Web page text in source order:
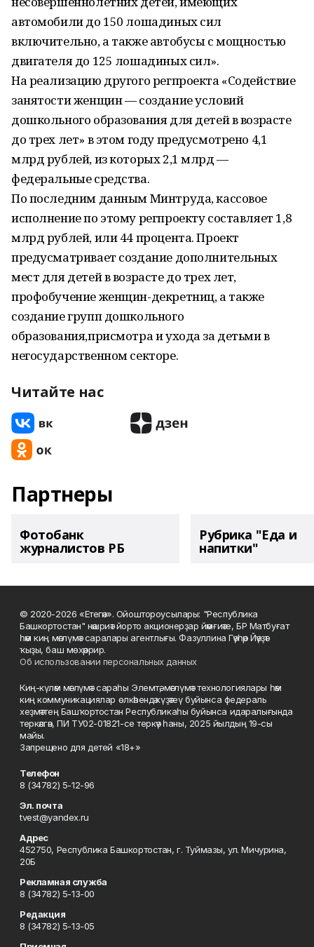
автомобили до 150 лошадиных сил
включительно, а также автобусы с мощностью
двигателя до 125 лошадиных сил».
На реализацию другого регпроекта «Содействие
занятости женщин — создание условий
дошкольного образования для детей в возрасте
до трех лет» в этом году предусмотрено 4,1
млрд рублей, из которых 2,1 млрд —
федеральные средства.
По последним данным Минтруда, кассовое
исполнение по этому регпроекту составляет 1,8
млрд рублей, или 44 процента. Проект
предусматривает создание дополнительных
мест для детей в возрасте до трех лет,
профобучение женщин-декретниц, а также
создание групп дошкольного
образования,присмотра и ухода за детьми в
негосударственном секторе.
Читайте нас
Партнеры
Фотобанк
журналистов РБ
Рубрика "Еда и
напитки"
© 2020-2026 «Етегән». Ойоштороусылары: "Республика
Башкортостан" нәшриәт йорто акционерҙар йәмғиәте, БР Матбуғат
һәм киң мәғлүмәт саралары агентлығы. Фазуллина Гәүһәр Йәүҙәт
ҡыҙы, баш мөхәррир.
Об использовании персональных данных
Киң-күләм мәғлүмәт сараһы Элемтә, мәғлүмәт технологиялары һәм
киң коммуникациялар өлкәһендә күҙәтеү буйынса федераль
хеҙмәттең Башҡортостан Республикаһы буйынса идаралығында
теркәлгән, ПИ ТУ02-01821-се теркәү һаны, 2025 йылдың 19-сы
майы.
Запрещено для детей «18+»
Телефон
8 (34782) 5-12-96
Эл. почта
tvest@yandex.ru
Адрес
452750, Республика Башкортостан, г. Туймазы, ул. Мичурина,
20Б
Рекламная служба
8 (34782) 5-13-00
Редакция
8 (34782) 5-13-05